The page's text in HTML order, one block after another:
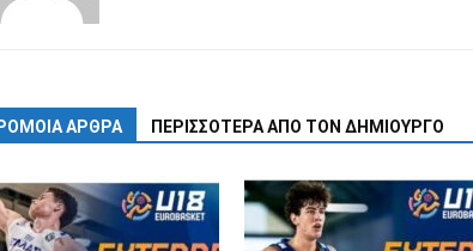
ΑΡΘΡΑ ΠΕΡΙΣΣΟΤΕΡΑ ΑΠΟ ΤΟΝ ΔΗΜΙΟΥΡΓΟ